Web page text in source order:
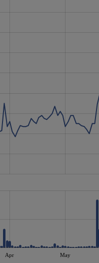
Apr May